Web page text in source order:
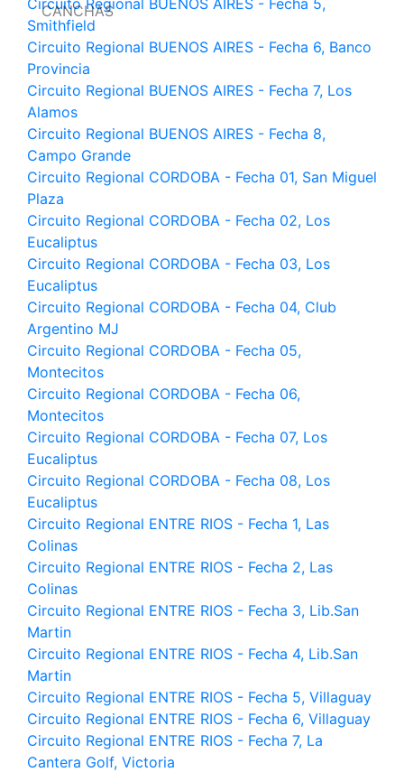
CANCHAS
Circuito Regional BUENOS AIRES - Fecha 5,
Smithfield
Circuito Regional BUENOS AIRES - Fecha 6, Banco
Provincia
Circuito Regional BUENOS AIRES - Fecha 7, Los
Alamos
Circuito Regional BUENOS AIRES - Fecha 8,
Campo Grande
Circuito Regional CORDOBA - Fecha 01, San Miguel
Plaza
Circuito Regional CORDOBA - Fecha 02, Los
Eucaliptus
Circuito Regional CORDOBA - Fecha 03, Los
Eucaliptus
Circuito Regional CORDOBA - Fecha 04, Club
Argentino MJ
Circuito Regional CORDOBA - Fecha 05,
Montecitos
Circuito Regional CORDOBA - Fecha 06,
Montecitos
Circuito Regional CORDOBA - Fecha 07, Los
Eucaliptus
Circuito Regional CORDOBA - Fecha 08, Los
Eucaliptus
Circuito Regional ENTRE RIOS - Fecha 1, Las
Colinas
Circuito Regional ENTRE RIOS - Fecha 2, Las
Colinas
Circuito Regional ENTRE RIOS - Fecha 3, Lib.San
Martin
Circuito Regional ENTRE RIOS - Fecha 4, Lib.San
Martin
Circuito Regional ENTRE RIOS - Fecha 5, Villaguay
Circuito Regional ENTRE RIOS - Fecha 6, Villaguay
Circuito Regional ENTRE RIOS - Fecha 7, La
Cantera Golf, Victoria